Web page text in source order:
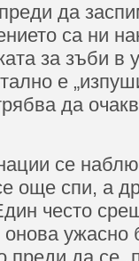
да
са ни
за зъби в
е
да
се
още спи, а
често
ужасно